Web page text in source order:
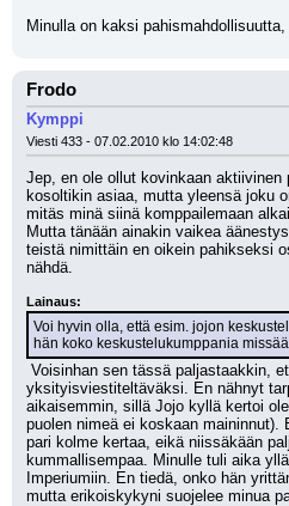
Minulla on kaksi
Frodo
Kymppi
Viesti 433 - 07.02.2010 klo 14:02:48
Jep, en ole ollut kovinkaan aktiivinen
kosoltikin asiaa, mutta yleensä joku
mitäs minä siinä komppailemaan
Mutta tänään ainakin vaikea
teistä nimittäin en oikein pahikseksi
nähdä.
Lainaus:
Voi hyvin olla, että esim. jojon
hän koko keskustelukumppania
yksityisviestiteltäväksi. En nähnyt
aikaisemmin, sillä Jojo kyllä kertoi
puolen nimeä ei koskaan maininnut).
pari kolme kertaa, eikä niissäkään
kummallisempaa. Minulle tuli aika
Imperiumiin. En tiedä, onko hän
mutta erikoiskykyni suojelee minua